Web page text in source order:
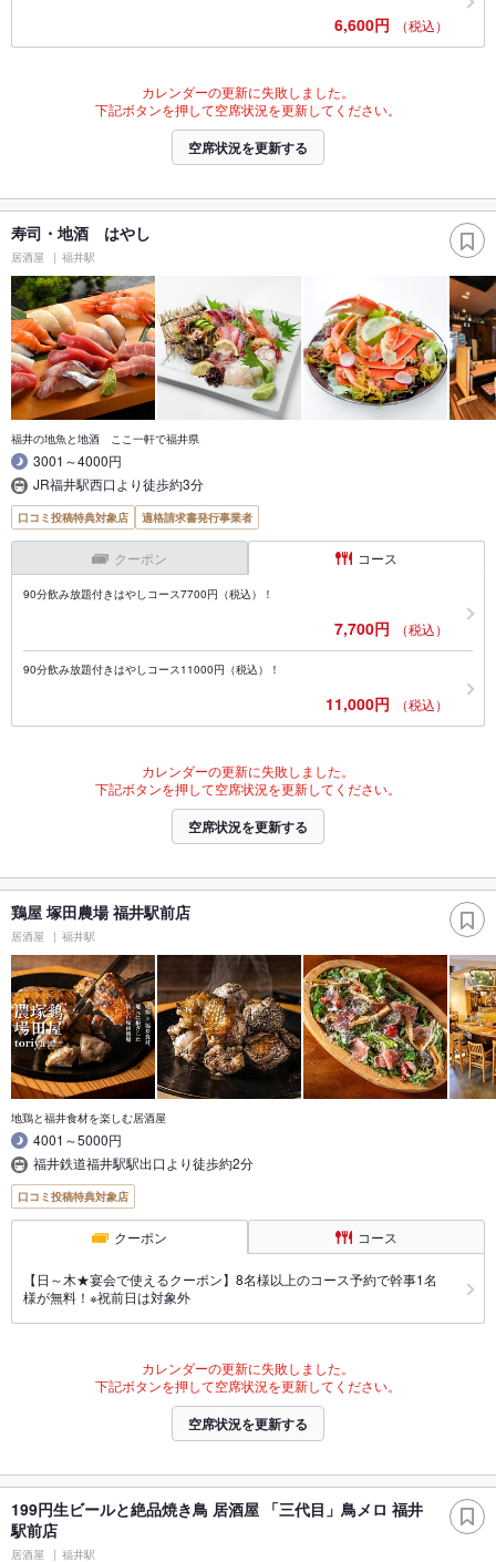
6,600円 （税込）
カレンダーの更新に失敗しました。
下記ボタンを押して空席状況を更新してください。
空席状況を更新する
寿司・地酒 はやし
居酒屋 福井駅
福井の地魚と地酒 ここ一軒で福井県
3001～4000円
JR福井駅西口より徒歩約3分
口コミ投稿特典対象店 適格請求書発行事業者
クーポン コース
90分飲み放題付きはやしコース7700円（税込）！
7,700円 （税込）
90分飲み放題付きはやしコース11000円（税込）！
11,000円 （税込）
カレンダーの更新に失敗しました。
下記ボタンを押して空席状況を更新してください。
空席状況を更新する
鶏屋 塚田農場 福井駅前店
居酒屋 福井駅
地鶏と福井食材を楽しむ居酒屋
4001～5000円
福井鉄道福井駅駅出口より徒歩約2分
口コミ投稿特典対象店
クーポン コース
【日～木★宴会で使えるクーポン】8名様以上のコース予約で幹事1名
様が無料！※祝前日は対象外
カレンダーの更新に失敗しました。
下記ボタンを押して空席状況を更新してください。
空席状況を更新する
199円生ビールと絶品焼き鳥 居酒屋 「三代目」鳥メロ 福井
駅前店
居酒屋 福井駅